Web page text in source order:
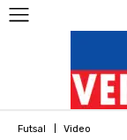
Futsal Video